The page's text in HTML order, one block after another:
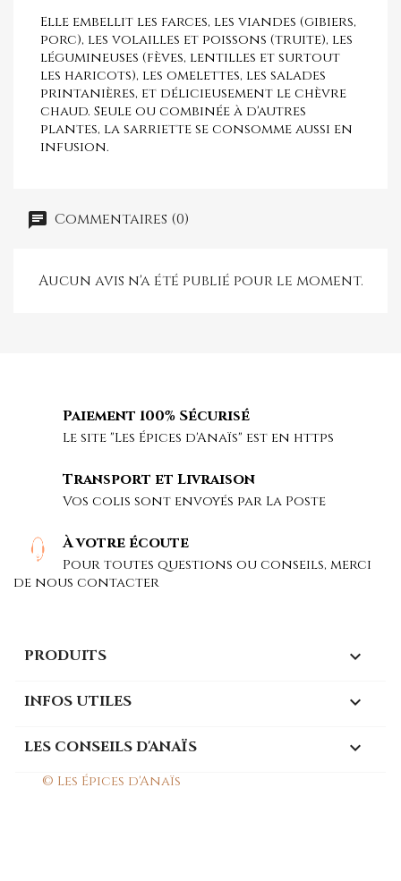
Elle embellit les farces, les viandes (gibiers,
porc), les volailles et poissons (truite), les
légumineuses (fèves, lentilles et surtout
les haricots), les omelettes, les salades
printanières, et délicieusement le chèvre
chaud. Seule ou combinée à d'autres
plantes, la sarriette se consomme aussi en
infusion.
Commentaires (0)
Aucun avis n'a été publié pour le moment.
Paiement 100% Sécurisé
Le site "Les Épices d'Anaïs" est en https
Transport et Livraison
Vos colis sont envoyés par La Poste
À votre écoute
Pour toutes questions ou conseils, merci
de nous contacter
PRODUITS 
INFOS UTILES 
LES CONSEILS D'ANAÏS 
© Les Épices d'Anaïs